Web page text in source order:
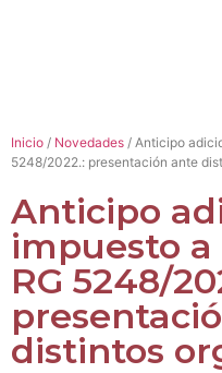
Inicio / Novedades / Anticipo
5248/2022.: presentación ante
Anticipo
impuesto a
RG 5248/
distintos